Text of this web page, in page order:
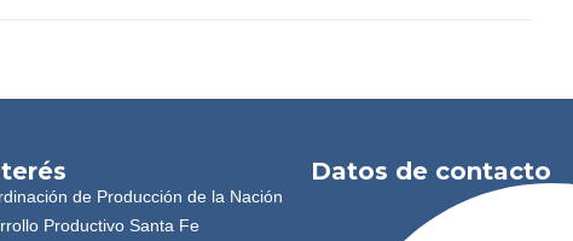
de Producción de la Nación
Productivo Santa Fe
Datos de contacto